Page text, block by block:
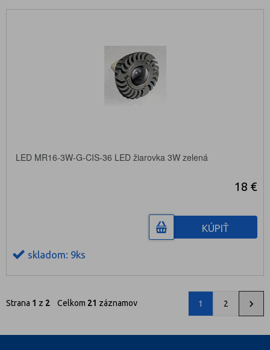
LED MR16-3W-G-CIS-36 LED žiarovka 3W zelená
18 €
KÚPIŤ
skladom: 9ks
Strana 1 z 2 Celkom 21 záznamov 1 2